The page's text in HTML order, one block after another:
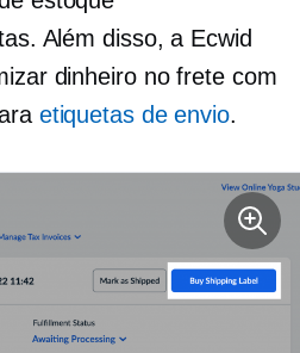
Além disso, a Ecwid
dinheiro no frete com
etiquetas de envio.